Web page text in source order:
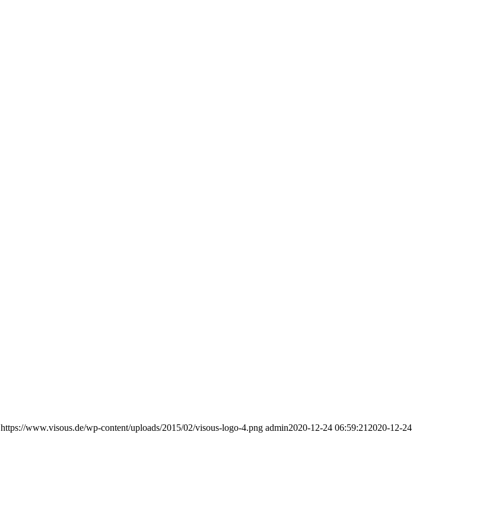
https://www.visous.de/wp-content/uploads/2015/02/visous-logo-4.png admin2020-12-24 06:59:212020-12-24